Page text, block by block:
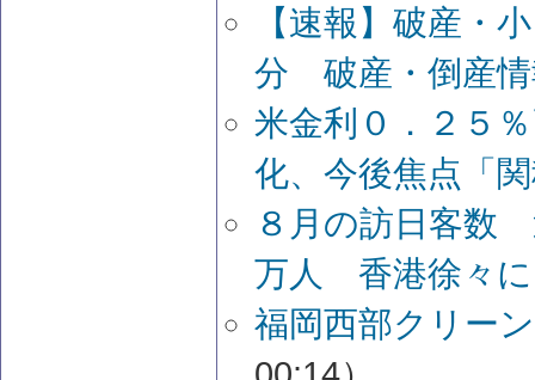
【速報】破産・
分 破産・倒産
米金利０．２５
化、今後焦点「
８月の訪日客数
万人 香港徐々
福岡西部クリー